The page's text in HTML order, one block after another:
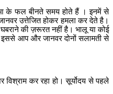
के फल बीनते समय होते हैं । इनमें से
उत्तेजित होकर हमला कर देते है।
की ज़रूरत नहीं है। भालू या कोई
इससे आप और जानवर दोनों सलामती से
कर रहा हो। सूर्योदय से पहले